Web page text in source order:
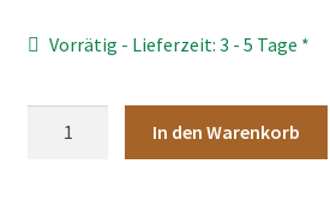
Vorrätig - Lieferzeit: 3 - 5 Tage *
In den Warenkorb